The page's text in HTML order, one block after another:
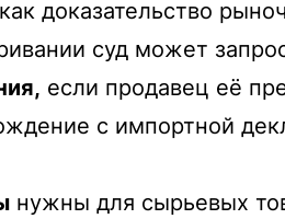
доказательство
суд может
если продавец её
с импортной
нужны для сырьевых